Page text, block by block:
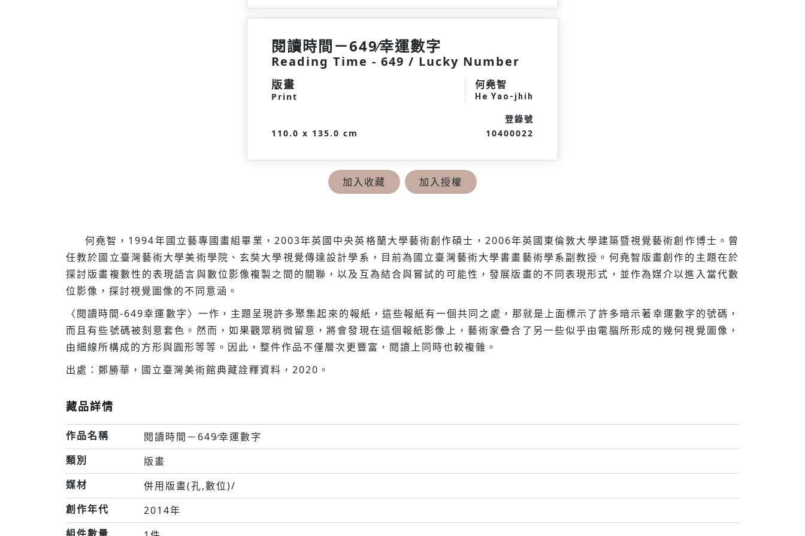
閱讀時間－649∕幸運數字
Reading Time - 649 / Lucky Number
版畫
Print
何堯智
He Yao-jhih
110.0 x 135.0 cm
登錄號
10400022
加入收藏 加入授權
何堯智，1994年國立藝專國畫組畢業，2003年英國中央英格蘭大學藝術創作碩士，2006年英國東倫敦大學建築暨視覺藝術創作博士。曾
任教於國立臺灣藝術大學美術學院、玄奘大學視覺傳達設計學系，目前為國立臺灣藝術大學書畫藝術學系副教授。何堯智版畫創作的主題在於
探討版畫複數性的表現語言與數位影像複製之間的關聯，以及互為結合與嘗試的可能性，發展版畫的不同表現形式，並作為媒介以進入當代數
位影像，探討視覺圖像的不同意涵。
〈閱讀時間-649幸運數字〉一作，主題呈現許多聚集起來的報紙，這些報紙有一個共同之處，那就是上面標示了許多暗示著幸運數字的號碼，
而且有些號碼被刻意套色。然而，如果觀眾稍微留意，將會發現在這個報紙影像上，藝術家疊合了另一些似乎由電腦所形成的幾何視覺圖像，
由細線所構成的方形與圓形等等。因此，整件作品不僅層次更豐富，閱讀上同時也較複雜。
出處：鄭勝華，國立臺灣美術館典藏詮釋資料，2020。
藏品詳情
作品名稱
閱讀時間－649∕幸運數字
類別
版畫
媒材
併用版畫(孔,數位)/
創作年代
2014年